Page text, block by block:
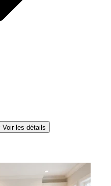
Voir les détails